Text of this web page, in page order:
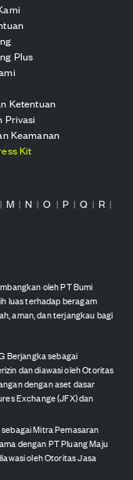
Plus
Ketentuan
Privasi
Keamanan
Kit
| M | N | O | P | Q | R |
oleh PT Bumi
luas terhadap beragam
aman, dan terjangkau bagi
Berjangka sebagai
dan diawasi oleh Otoritas
dengan aset dasar
Exchange (JFX) dan
Mitra Pemasaran
dengan PT Pluang Maju
oleh Otoritas Jasa